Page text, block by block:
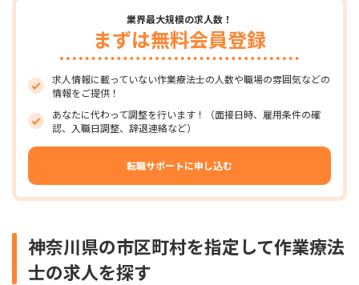
業界最大規模の求人数！
まずは無料会員登録
求人情報に載っていない作業療法士の人数や職場の雰囲気などの
情報をご提供！
あなたに代わって調整を行います！（面接日時、雇用条件の確
認、入職日調整、辞退連絡など）
転職サポートに申し込む
神奈川県の市区町村を指定して作業療法
士の求人を探す